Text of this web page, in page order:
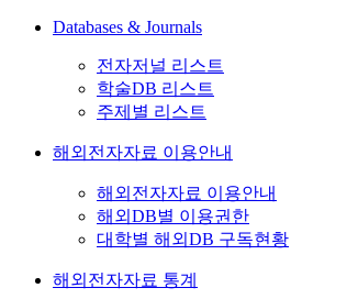
Databases & Journals
전자저널 리스트
학술DB 리스트
주제별 리스트
해외전자자료 이용안내
해외전자자료 이용안내
해외DB별 이용권한
대학별 해외DB 구독현황
해외전자자료 통계